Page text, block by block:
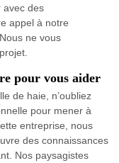
avec des
appel à notre
ne vous
pour vous aider
de haie, n’oubliez
pour mener à
entreprise, nous
des connaissances
Nos paysagistes